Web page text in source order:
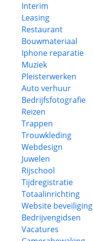
Interim
Leasing
Restaurant
Bouwmateriaal
Iphone reparatie
Muziek
Pleisterwerken
Auto verhuur
Bedrijfsfotografie
Reizen
Trappen
Trouwkleding
Webdesign
Juwelen
Rijschool
Tijdregistratie
Totaalinrichting
Website beveiliging
Bedrijvengidsen
Vacatures